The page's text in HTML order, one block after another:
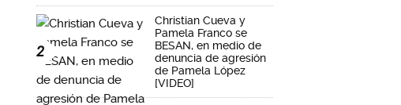
2
Christian Cueva y
Pamela Franco se
BESAN, en medio de
denuncia de agresión
de Pamela López
[VIDEO]